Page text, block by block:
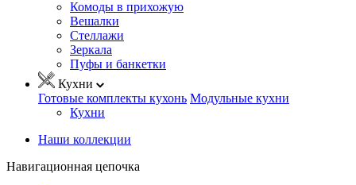
Комоды в прихожую
Вешалки
Стеллажи
Зеркала
Пуфы и банкетки
Кухни
Готовые комплекты кухонь Модульные кухни
Кухни
Наши коллекции
Навигационная цепочка